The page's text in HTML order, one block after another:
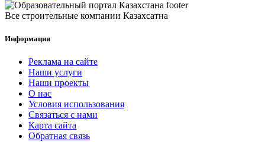
Все строительные компании Казахсатна
Информация
Реклама на сайте
Наши услуги
Наши проекты
О нас
Условия использования
Связаться с нами
Карта сайта
Обратная связь